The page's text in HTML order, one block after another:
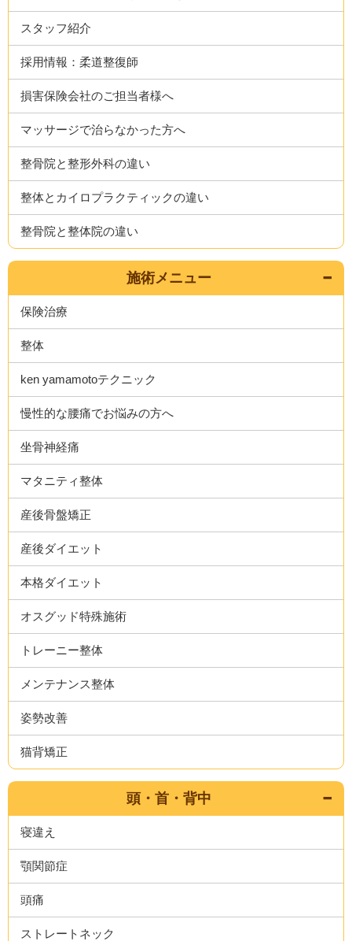
スタッフ紹介
採用情報：柔道整復師
損害保険会社のご担当者様へ
マッサージで治らなかった方へ
整骨院と整形外科の違い
整体とカイロプラクティックの違い
整骨院と整体院の違い
施術メニュー
保険治療
整体
ken yamamotoテクニック
慢性的な腰痛でお悩みの方へ
坐骨神経痛
マタニティ整体
産後骨盤矯正
産後ダイエット
本格ダイエット
オスグッド特殊施術
トレーニー整体
メンテナンス整体
姿勢改善
猫背矯正
頭・首・背中
寝違え
顎関節症
頭痛
ストレートネック